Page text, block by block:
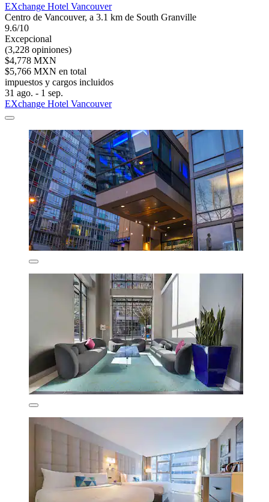
EXchange Hotel Vancouver
Centro de Vancouver, a 3.1 km de South Granville
9.6/10
Excepcional
(3,228 opiniones)
$4,778 MXN
$5,766 MXN en total
impuestos y cargos incluidos
31 ago. - 1 sep.
EXchange Hotel Vancouver